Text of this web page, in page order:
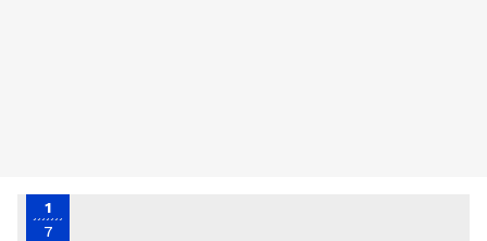
1
7